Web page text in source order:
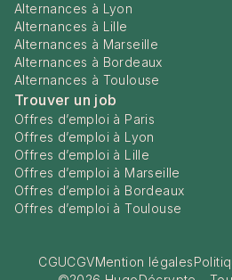
Alternances à Lyon
Alternances à Lille
Alternances à Marseille
Alternances à Bordeaux
Alternances à Toulouse
Trouver un job
Offres d’emploi à Paris
Offres d’emploi à Lyon
Offres d’emploi à Lille
Offres d’emploi à Marseille
Offres d’emploi à Bordeaux
Offres d’emploi à Toulouse
CGUCGVMention légales